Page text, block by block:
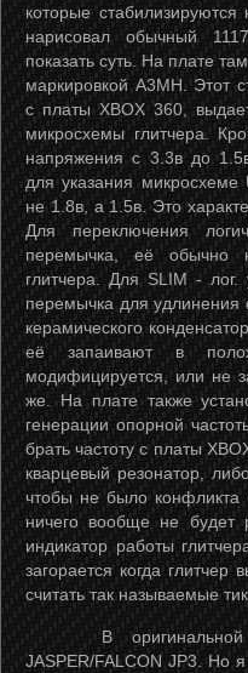
которые
нарисовал обычный
показать суть. На плате
маркировкой A3MH. Этот
с платы XBOX 360,
микросхемы глитчера.
напряжения с 3.3в до
для указания микросхеме
не 1.8в, а 1.5в. Это
Для переключения
перемычка, её обычно
глитчера. Для SLIM -
перемычка для удлинения
керамического
её запаивают в
модифицируется, или не
же. На плате также
генерации опорной
брать частоту с платы
кварцевый резонатор,
чтобы не было конфликта
ничего вообще не будет
индикатор работы
загорается когда
считать так называемые
В оригинальной
JASPER/FALCON JP3. Но